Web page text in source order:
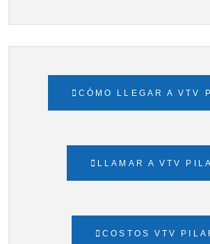
CÓMO LLEGAR A VTV
LLAMAR A VTV
COSTOS VTV